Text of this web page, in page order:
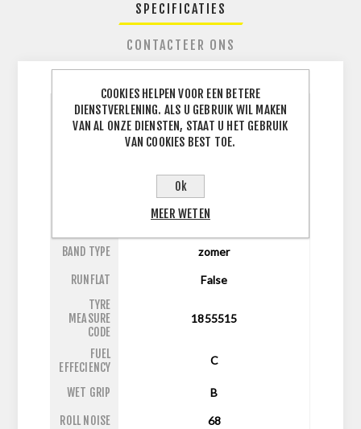
SPECIFICATIES
CONTACTEER ONS
BREEDTE
BAND
185J
82V
BAND TYPE zomer
RUNFLAT
False
TYRE
MEASURE
CODE
1855515
FUEL
EFFECIENCY
C
WET GRIP B
ROLL NOISE
68
COOKIES HELPEN VOOR EEN BETERE
DIENSTVERLENING. ALS U GEBRUIK WIL MAKEN
VAN AL ONZE DIENSTEN, STAAT U HET GEBRUIK
VAN COOKIES BEST TOE.
Ok
MEER WETEN